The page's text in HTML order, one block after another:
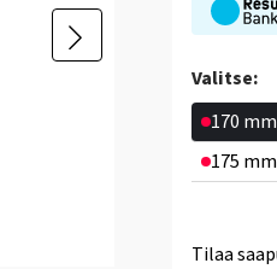
Valitse:
170 mm
175 mm
Tilaa